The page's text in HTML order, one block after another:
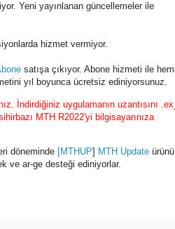
Yeni yayınlanan güncellemeler ile
hizmet vermiyor.
satışa çıkıyor. Abone hizmeti ile hem
yıl boyunca ücretsiz ediniyorsunuz.
İndirdiğiniz uygulamanın uzantısını .ex_
MTH R2022'yi bilgisayarınıza
döneminde [MTHUP] MTH Update ürünü
ve ar-ge desteği ediniyorlar.